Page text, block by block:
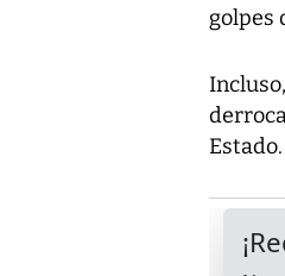
golpes
Estado.